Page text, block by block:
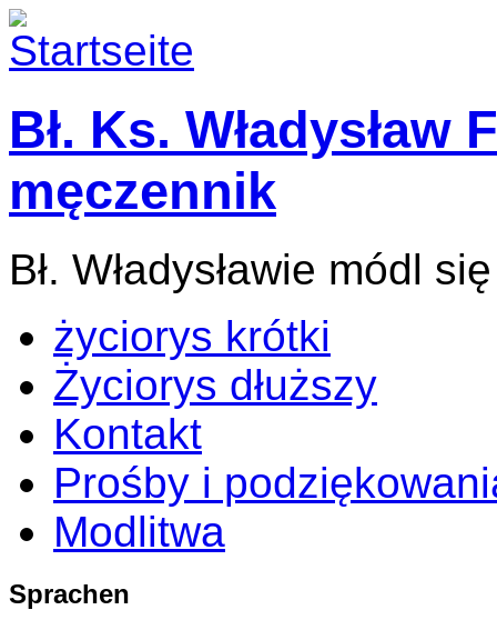
Bł. Ks. Władysław
męczennik
Bł. Władysławie módl
życiorys krótki
Życiorys dłuższy
Kontakt
Prośby i
Modlitwa
Sprachen